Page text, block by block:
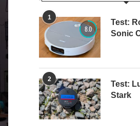
1
8.0
Test:
Sonic
2
Test:
Stark